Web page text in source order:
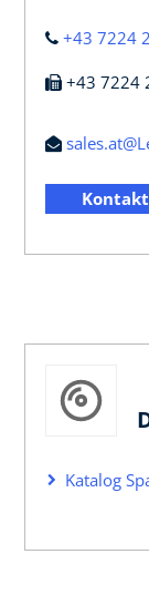
+43 7224
+43 7224
Katalog